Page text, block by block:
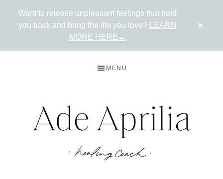
Want to release unpleasant feelings that hold
you back and bring the life you love?
LEARN
MORE HERE→
navigation
MENU